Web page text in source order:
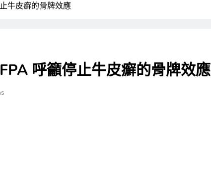
牛皮癬的骨牌效應
呼籲停止牛皮癬的骨牌效應